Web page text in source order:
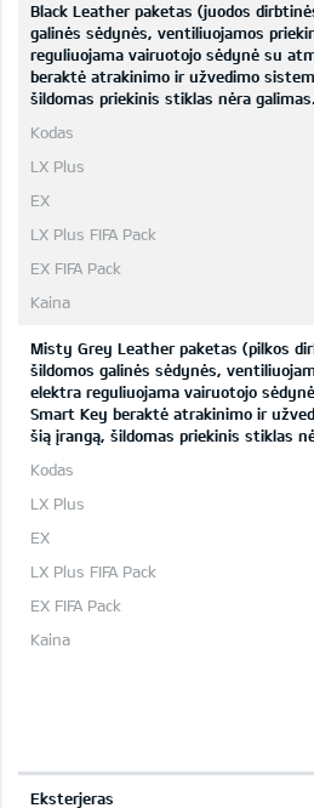
Black Leather paketas (juodos
galinės sėdynės, ventiliuojamos
reguliuojama vairuotojo sėdynė su
beraktė atrakinimo ir užvedimo
šildomas priekinis stiklas nėra galimas.
Misty Grey Leather paketas (pilkos
šildomos galinės sėdynės,
elektra reguliuojama vairuotojo
Smart Key beraktė atrakinimo ir
šią įrangą, šildomas priekinis stiklas
Eksterjeras